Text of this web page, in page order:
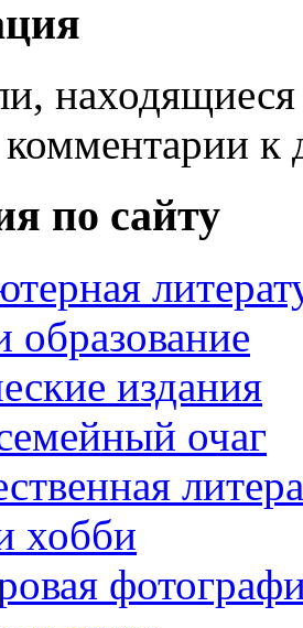
комментарии к
по сайту
образование
издания
очаг
хобби